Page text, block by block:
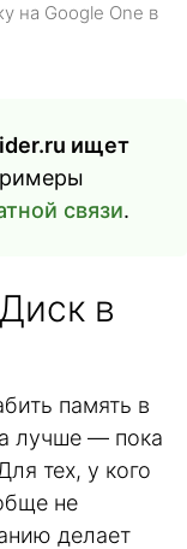
на Google One в
ищет
связи.
в
память в
лучше — пока
тех, у кого
не
делает